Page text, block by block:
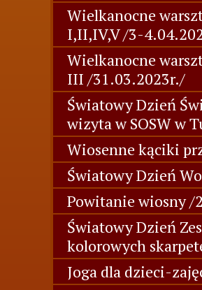
Wielkanocne
I,II,IV,V /3-
Wielkanocne
III /31.03.2023r./
Światowy Dzień
wizyta w SOSW w
Wiosenne kąciki
Światowy Dzień
Powitanie wiosny /
Światowy Dzień
kolorowych
Joga dla dzieci-